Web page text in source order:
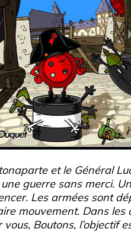
et le Général
guerre sans merci.
Les armées sont
mouvement. Dans
Boutons, l’objectif